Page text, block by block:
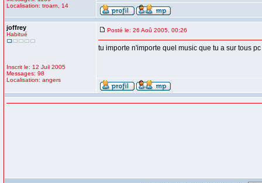
Localisation: troarn, 14
joffrey
Habitué
Inscrit le: 12 Juil 2005
Messages: 98
Localisation: angers
Posté le: 26 Aoû 2005, 00:26
tu importe n'importe quel music que tu a sur tous